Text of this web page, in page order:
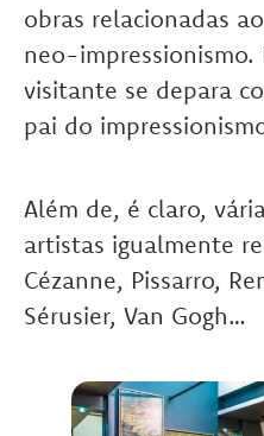
obras relacionadas
neo-
visitante se depara
pai do
Além de, é claro,
artistas igualmente
Cézanne, Pissarro,
Sérusier, Van Gogh…